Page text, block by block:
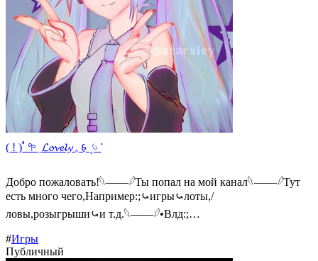
( ! ) ࣳ‌ 𖧧 ִ 𝓛𝓸𝓿𝓮𝓵𝔂 𓈒 𑂯 ۪ 𓄼 𞥊
Добро пожаловать!𓆩——𓆪Ты попал на мой канал𓆩——𓆪Тут
есть много чего,Например:;⤿игры⤿лоты,/
ловы,розыгрыши⤿и т.д.𓆩——𓆪•Влд:;…
#Игры
Публичный